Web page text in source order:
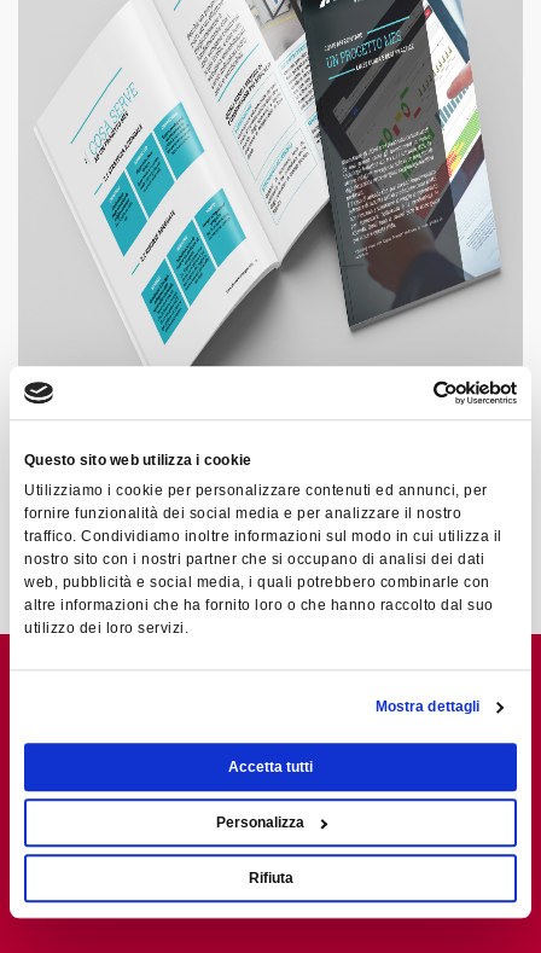
Questo sito web utilizza i cookie
Utilizziamo i cookie per personalizzare contenuti ed annunci, per
fornire funzionalità dei social media e per analizzare il nostro
traffico. Condividiamo inoltre informazioni sul modo in cui utilizza il
nostro sito con i nostri partner che si occupano di analisi dei dati
web, pubblicità e social media, i quali potrebbero combinarle con
altre informazioni che ha fornito loro o che hanno raccolto dal suo
utilizzo dei loro servizi.
Mostra dettagli
Accetta tutti
Personalizza
Rifiuta
Per scaricare il white paper compila il form qui di
seguito
RICHIEDI WHITE PAPER -
COME SCEGLIERE UN
SOFTWARE MES, LINEE
GUIDA E BEST PRACTICE